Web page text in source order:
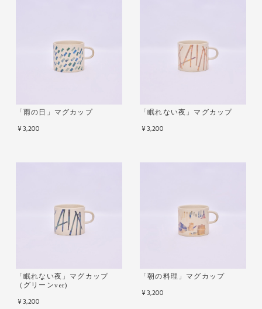
「雨の日」マグカップ
¥3,200
「眠れない夜」マグカップ
¥3,200
「眠れない夜」マグカップ
（グリーンver)
¥3,200
「朝の料理」マグカップ
¥3,200